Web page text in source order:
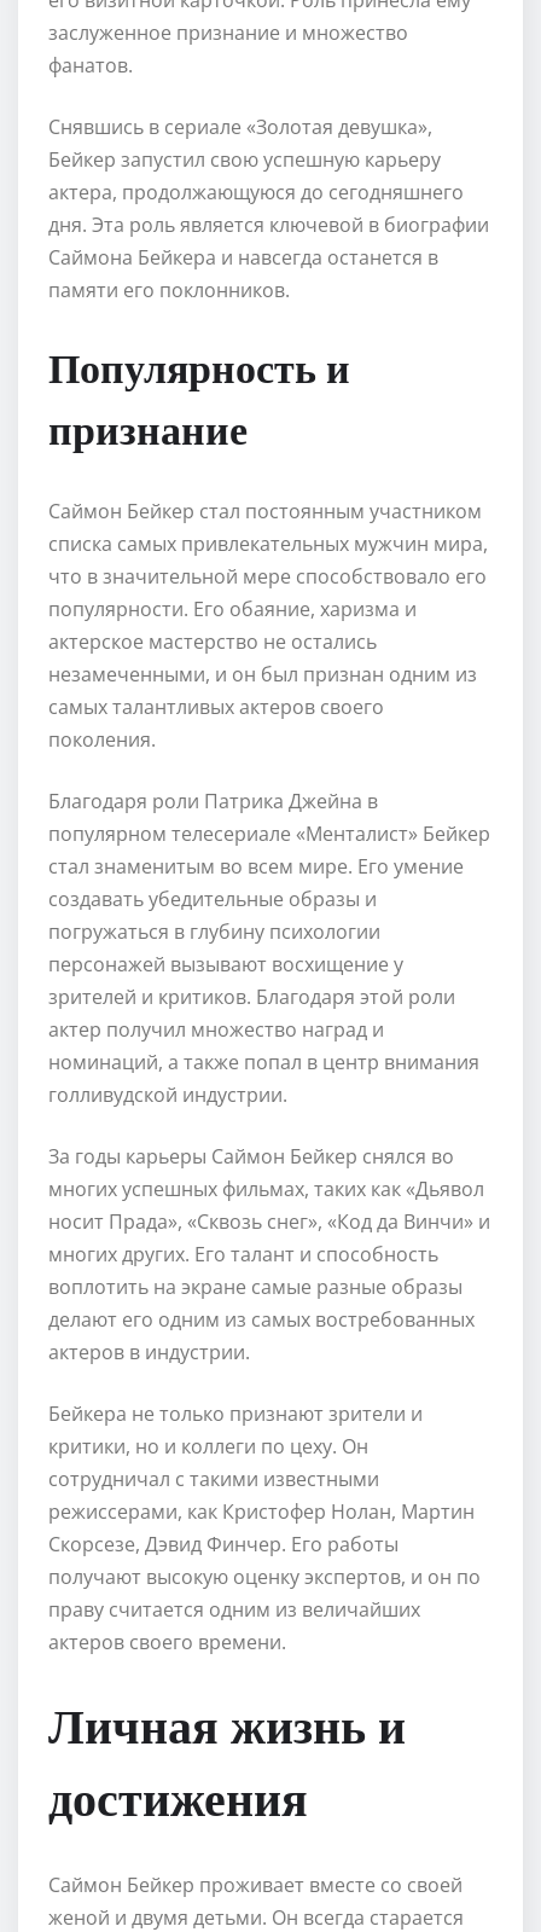
заслуженное признание и множество
фанатов.
Снявшись в сериале «Золотая девушка»,
Бейкер запустил свою успешную карьеру
актера, продолжающуюся до сегодняшнего
дня. Эта роль является ключевой в биографии
Саймона Бейкера и навсегда останется в
памяти его поклонников.
Популярность и
признание
Саймон Бейкер стал постоянным участником
списка самых привлекательных мужчин мира,
что в значительной мере способствовало его
популярности. Его обаяние, харизма и
актерское мастерство не остались
незамеченными, и он был признан одним из
самых талантливых актеров своего
поколения.
Благодаря роли Патрика Джейна в
популярном телесериале «Менталист» Бейкер
стал знаменитым во всем мире. Его умение
создавать убедительные образы и
погружаться в глубину психологии
персонажей вызывают восхищение у
зрителей и критиков. Благодаря этой роли
актер получил множество наград и
номинаций, а также попал в центр внимания
голливудской индустрии.
За годы карьеры Саймон Бейкер снялся во
многих успешных фильмах, таких как «Дьявол
носит Прада», «Сквозь снег», «Код да Винчи» и
многих других. Его талант и способность
воплотить на экране самые разные образы
делают его одним из самых востребованных
актеров в индустрии.
Бейкера не только признают зрители и
критики, но и коллеги по цеху. Он
сотрудничал с такими известными
режиссерами, как Кристофер Нолан, Мартин
Скорсезе, Дэвид Финчер. Его работы
получают высокую оценку экспертов, и он по
праву считается одним из величайших
актеров своего времени.
Личная жизнь и
достижения
Саймон Бейкер проживает вместе со своей
женой и двумя детьми. Он всегда старается